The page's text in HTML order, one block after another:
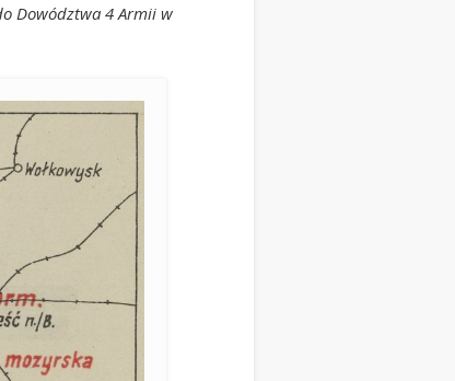
Dowództwa 4 Armii w